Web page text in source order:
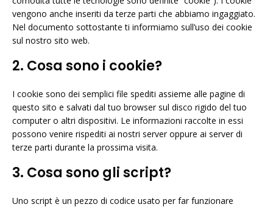
vengono anche inseriti da terze parti che abbiamo ingaggiato.
Nel documento sottostante ti informiamo sull’uso dei cookie
sul nostro sito web.
2. Cosa sono i cookie?
I cookie sono dei semplici file spediti assieme alle pagine di
questo sito e salvati dal tuo browser sul disco rigido del tuo
computer o altri dispositivi. Le informazioni raccolte in essi
possono venire rispediti ai nostri server oppure ai server di
terze parti durante la prossima visita.
3. Cosa sono gli script?
Uno script è un pezzo di codice usato per far funzionare